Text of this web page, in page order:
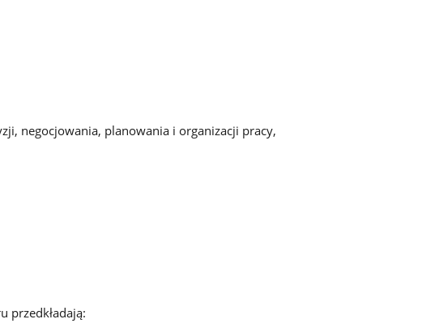
negocjowania, planowania i organizacji pracy,
przedkładają: